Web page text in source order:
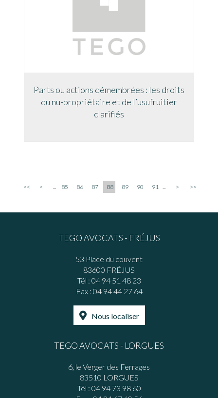
Parts ou actions démembrées : les droits
du nu-propriétaire et de l’usufruitier
clarifiés
<< < 85 86 87 88 89 90 91 > >>
TEGO AVOCATS - FRÉJUS
53 Place du couvent
83600 FRÉJUS
Tél : 04 94 51 48 23
Fax : 04 94 44 27 64
Nous localiser
TEGO AVOCATS - LORGUES
6, le Verger des Ferrages
83510 LORGUES
Tél : 04 94 73 98 60